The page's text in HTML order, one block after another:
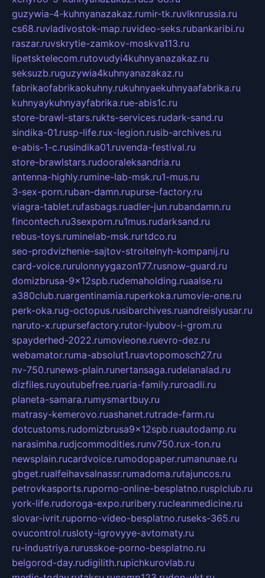
guzywia-4-kuhnyanazakaz.rumir-tk.ruvlknrussia.ru
cs68.ruvladivostok-map.ruvideo-seks.rubankaribi.ru
raszar.ruvskrytie-zamkov-moskva113.ru
lipetsktelecom.rutovudyi4kuhnyanazakaz.ru
seksuzb.ruguzywia4kuhnyanazakaz.ru
fabrikaofabrikaokuhny.rukuhnyaekuhnyaafabrika.ru
kuhnyaykuhnyayfabrika.rue-abis1c.ru
store-brawl-stars.rukts-services.rudark-sand.ru
sindika-01.rusp-life.rux-legion.rusib-archives.ru
e-abis-1-c.rusindika01.ruvenda-festival.ru
store-brawlstars.rudooraleksandria.ru
antenna-highly.rumine-lab-msk.ru1-mus.ru
3-sex-porn.ruban-damn.rupurse-factory.ru
viagra-tablet.rufasbags.ruadler-jun.rubandamn.ru
fincontech.ru3sexporn.ru1mus.rudarksand.ru
rebus-toys.ruminelab-msk.rurtdco.ru
seo-prodvizhenie-sajtov-stroitelnyh-kompanij.ru
card-voice.rurulonnyygazon177.rusnow-guard.ru
domizbrusa-9x12spb.rudemaholding.ruaalse.ru
a380club.ruargentinamia.ruperkoka.rumovie-one.ru
perk-oka.rug-octopus.rusibarchives.ruandreislyusar.ru
naruto-x.rupursefactory.rutor-lyubov-i-grom.ru
spayderhed-2022.rumovieone.ruevro-dez.ru
webamator.ruma-absolut1.ruavtopomosch27.ru
nv-750.runews-plain.runertansaga.rudelanalad.ru
dizfiles.ruyoutubefree.ruaria-family.ruroadli.ru
planeta-samara.rumysmartbuy.ru
matrasy-kemerovo.ruashanet.rutrade-farm.ru
dotcustoms.rudomizbrusa9x12spb.ruautodamp.ru
narasimha.rudjcommodities.runv750.rux-ton.ru
newsplain.rucardvoice.rumodopaper.rumanunae.ru
gbget.rualfeihavsalnassr.rumadoma.rutajuncos.ru
petrovkasports.ruporno-online-besplatno.rusplclub.ru
york-life.rudoroga-expo.ruribery.rucleanmedicine.ru
slovar-ivrit.ruporno-video-besplatno.ruseks-365.ru
ovucontrol.rusloty-igrovyye-avtomaty.ru
ru-industriya.rurusskoe-porno-besplatno.ru
belgorod-day.rudigilith.rupichkurovlab.ru